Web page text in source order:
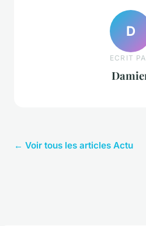
D
ECRIT
← Voir tous les articles Actu